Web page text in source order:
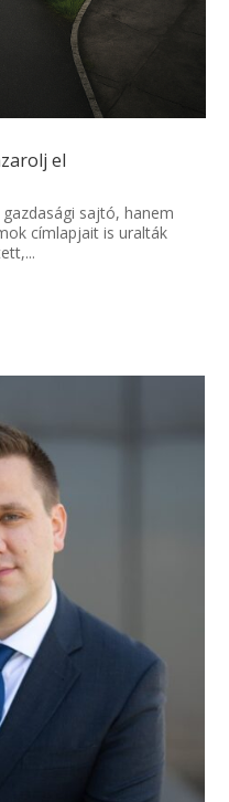
el
sajtó, hanem
címlapjait is uralták